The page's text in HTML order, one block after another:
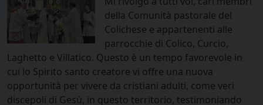
della Comunità pastorale del
Colichese e appartenenti alle
parrocchie di Colico, Curcio,
Laghetto e Villatico. Questo è un tempo favorevole in
cui lo Spirito santo creatore vi offre una nuova
opportunità per vivere da cristiani adulti, come veri
discepoli di Gesù, in questo territorio, testimoniando